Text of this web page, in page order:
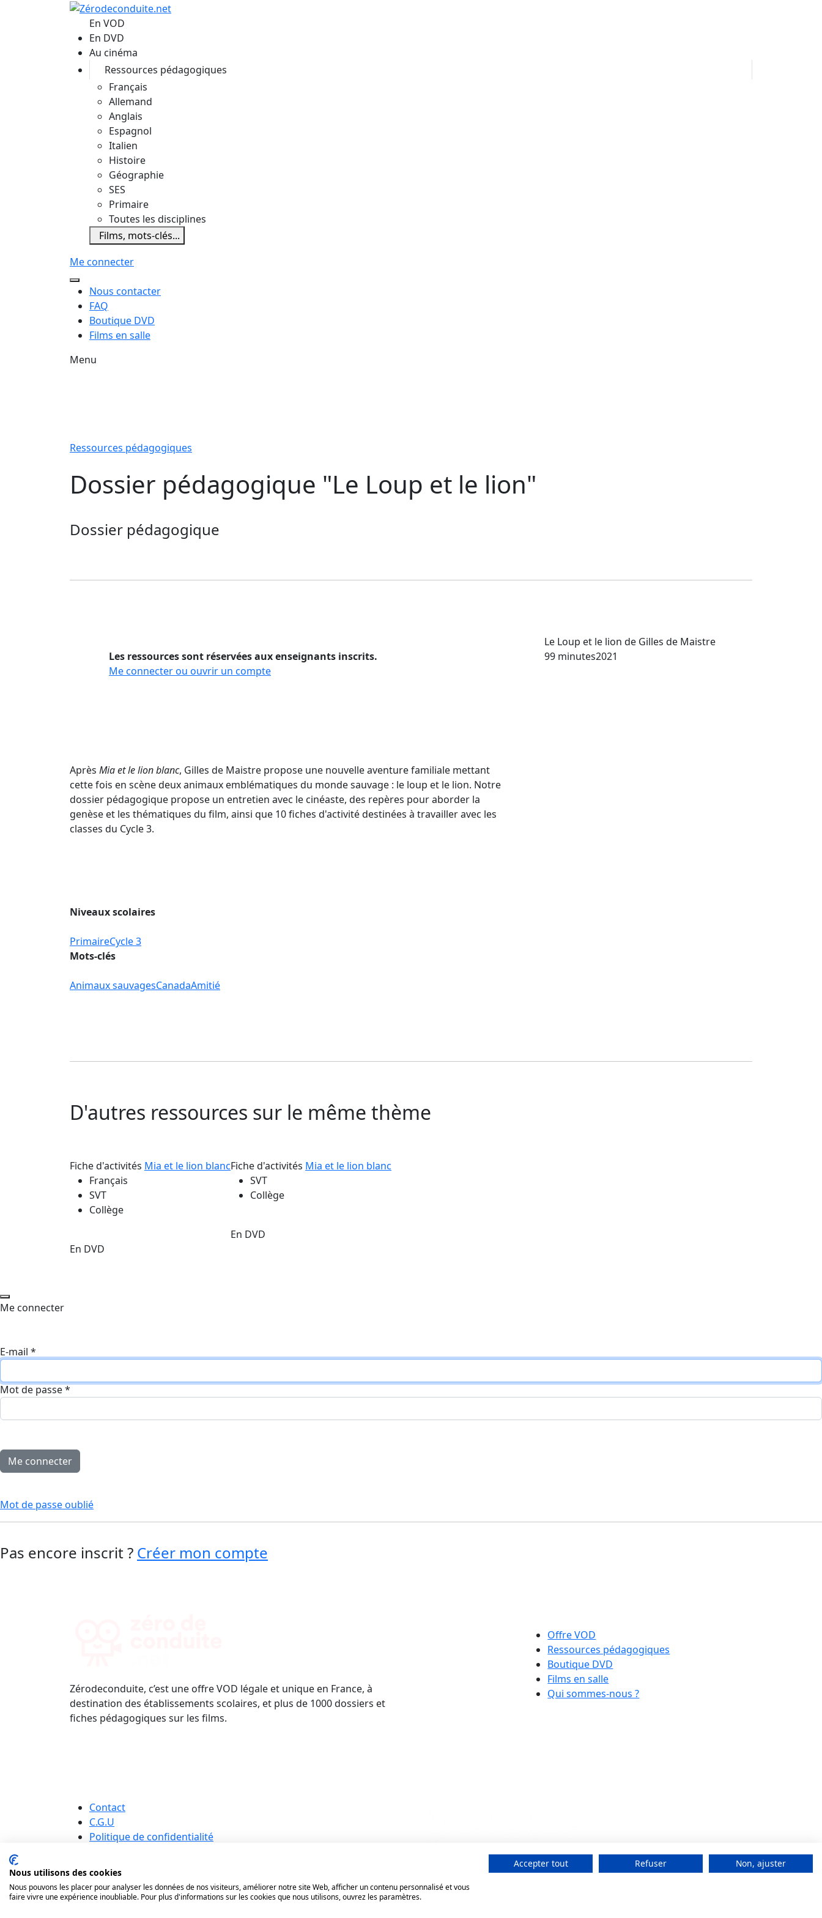
Aller au contenu principal
En VOD
En DVD
Au cinéma
Ressources pédagogiques
Français
Allemand
Anglais
Espagnol
Italien
Histoire
Géographie
SES
Primaire
Toutes les disciplines
Films, mots-clés...
Me connecter
Nous contacter
FAQ
Boutique DVD
Films en salle
Menu
Ressources pédagogiques
Dossier pédagogique "Le Loup et le lion"
Dossier pédagogique
Les ressources sont réservées aux enseignants inscrits.
Me connecter ou ouvrir un compte
Après Mia et le lion blanc, Gilles de Maistre propose une nouvelle aventure familiale mettant
cette fois en scène deux animaux emblématiques du monde sauvage : le loup et le lion. Notre
dossier pédagogique propose un entretien avec le cinéaste, des repères pour aborder la
genèse et les thématiques du film, ainsi que 10 fiches d'activité destinées à travailler avec les
classes du Cycle 3.
Niveaux scolaires
PrimaireCycle 3
Mots-clés
Animaux sauvagesCanadaAmitié
Le Loup et le lion de Gilles de Maistre
99 minutes2021
D'autres ressources sur le même thème
Fiche d'activités Mia et le lion blanc
Français
SVT
Collège
En DVD
Fiche d'activités Mia et le lion blanc
SVT
Collège
En DVD
Me connecter
E-mail *
Mot de passe*
Mot de passe oublié
Pas encore inscrit ? Créer mon compte
Zérodeconduite, c’est une offre VOD légale et unique en France, à
destination des établissements scolaires, et plus de 1000 dossiers et
fiches pédagogiques sur les films.
Offre VOD
Ressources pédagogiques
Boutique DVD
Films en salle
Qui sommes-nous ?
Contact
C.G.U
Politique de confidentialité
Nous utilisons des cookies
Nous pouvons les placer pour analyser les données de nos visiteurs, améliorer notre site Web, afficher un contenu personnalisé et vous
faire vivre une expérience inoubliable. Pour plus d'informations sur les cookies que nous utilisons, ouvrez les paramètres.
Accepter tout Refuser Non, ajuster